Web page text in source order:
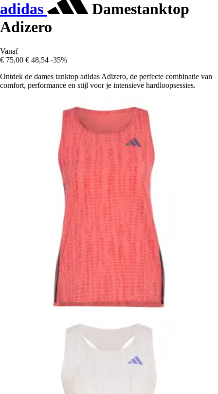
adidas
Damestanktop
Adizero
Vanaf
€ 75,00 € 48,54 -35%
Ontdek de dames tanktop adidas Adizero, de perfecte combinatie van
comfort, performance en stijl voor je intensieve hardloopsessies.